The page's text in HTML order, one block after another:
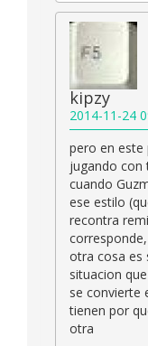
kipzy
2014-11-24
pero en este
jugando con
cuando
ese estilo
recontra
otra cosa es
situacion
se convierte
tienen por
otra